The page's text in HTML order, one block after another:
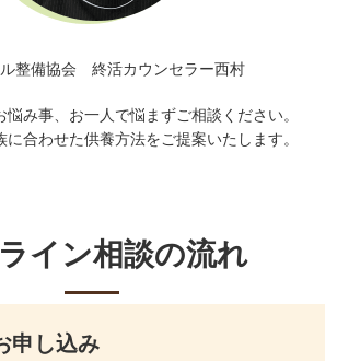
ル整備協会 終活カウンセラー西村
悩み事、お一人で悩まずご相談ください。
に合わせた供養方法をご提案いたします。
イン相談の流れ
申し込み